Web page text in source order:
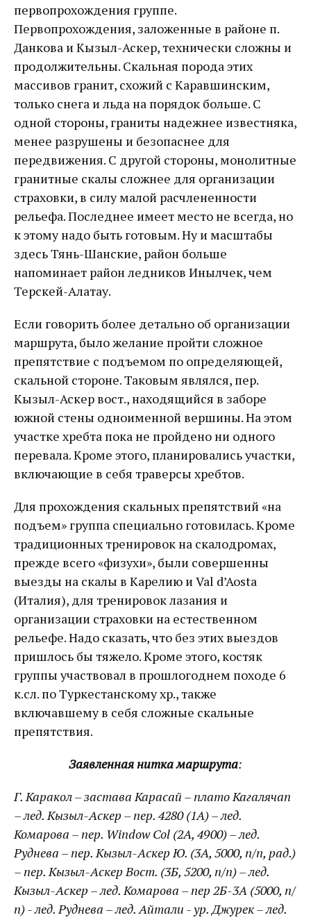
первопрохождения группе.
Первопрохождения, заложенные в районе п.
Данкова и Кызыл-Аскер, технически сложны и
продолжительны. Скальная порода этих
массивов гранит, схожий с Каравшинским,
только снега и льда на порядок больше. С
одной стороны, граниты надежнее известняка,
менее разрушены и безопаснее для
передвижения. С другой стороны, монолитные
гранитные скалы сложнее для организации
страховки, в силу малой расчлененности
рельефа. Последнее имеет место не всегда, но
к этому надо быть готовым. Ну и масштабы
здесь Тянь-Шанские, район больше
напоминает район ледников Инылчек, чем
Терскей-Алатау.
Если говорить более детально об организации
маршрута, было желание пройти сложное
препятствие с подъемом по определяющей,
скальной стороне. Таковым являлся, пер.
Кызыл-Аскер вост., находящийся в заборе
южной стены одноименной вершины. На этом
участке хребта пока не пройдено ни одного
перевала. Кроме этого, планировались участки,
включающие в себя траверсы хребтов.
Для прохождения скальных препятствий «на
подъем» группа специально готовилась. Кроме
традиционных тренировок на скалодромах,
прежде всего «физухи», были совершенны
выезды на скалы в Карелию и Val d’Aosta
(Италия), для тренировок лазания и
организации страховки на естественном
рельефе. Надо сказать, что без этих выездов
пришлось бы тяжело. Кроме этого, костяк
группы участвовал в прошлогоднем походе 6
к.сл. по Туркестанскому хр., также
включавшему в себя сложные скальные
препятствия.
Заявленная нитка маршрута:
Г. Каракол – застава Карасай – плато Кагалячап
– лед. Кызыл-Аскер – пер. 4280 (1А) – лед.
Комарова – пер. WindowCol (2А, 4900) – лед.
Руднева – пер. Кызыл-Аскер Ю. (3А, 5000, п/п, рад.)
– пер. Кызыл-Аскер Вост. (3Б, 5200, п/п) – лед.
Кызыл-Аскер – лед. Комарова – пер 2Б-3А (5000, п/
п) - лед. Руднева – лед. Айтали - ур. Джурек – лед.